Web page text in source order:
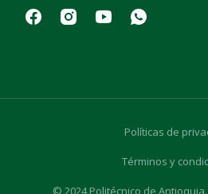
© 2024 Politécnico de
Políticas de
Términos y